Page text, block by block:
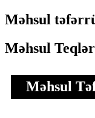
Məhsul
Məhsul
Məhsul